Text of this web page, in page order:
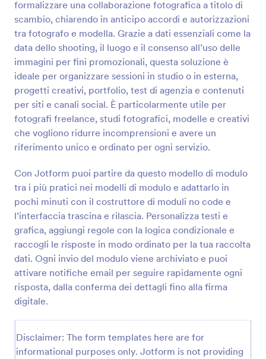
formalizzare una collaborazione fotografica a titolo di
scambio, chiarendo in anticipo accordi e autorizzazioni
tra fotografo e modella. Grazie a dati essenziali come la
data dello shooting, il luogo e il consenso all’uso delle
immagini per fini promozionali, questa soluzione è
ideale per organizzare sessioni in studio o in esterna,
progetti creativi, portfolio, test di agenzia e contenuti
per siti e canali social. È particolarmente utile per
fotografi freelance, studi fotografici, modelle e creativi
che vogliono ridurre incomprensioni e avere un
riferimento unico e ordinato per ogni servizio.
Con Jotform puoi partire da questo modello di modulo
tra i più pratici nei modelli di modulo e adattarlo in
pochi minuti con il costruttore di moduli no code e
l’interfaccia trascina e rilascia. Personalizza testi e
grafica, aggiungi regole con la logica condizionale e
raccogli le risposte in modo ordinato per la tua raccolta
dati. Ogni invio del modulo viene archiviato e puoi
attivare notifiche email per seguire rapidamente ogni
risposta, dalla conferma dei dettagli fino alla firma
digitale.
Disclaimer: The form templates here are for
informational purposes only. Jotform is not providing
Anteprima
Candidatura Per Modello Form
Raccogli candidature per casting di modelli con un
data collection online e organizzare ogni risposta in
modo ordinato.
Go to Category:
Moduli per la Moda